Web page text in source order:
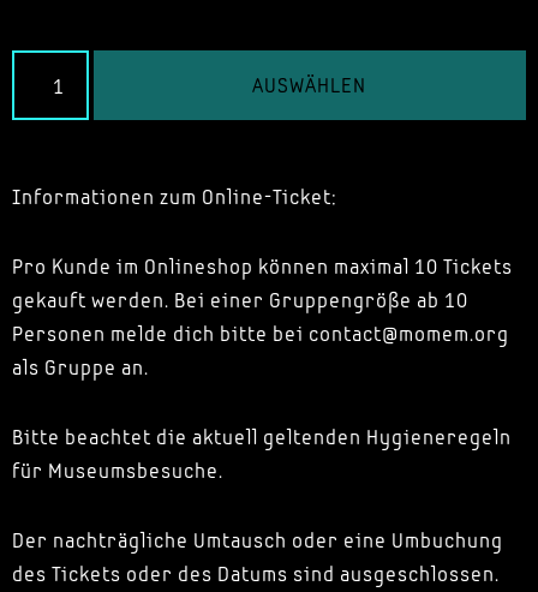
AUSWÄHLEN
Informationen zum Online-Ticket:
Pro Kunde im Onlineshop können maximal 10 Tickets
gekauft werden. Bei einer Gruppengröße ab 10
Personen melde dich bitte bei contact@momem.org
als Gruppe an.
Bitte beachtet die aktuell geltenden Hygieneregeln
für Museumsbesuche.
Der nachträgliche Umtausch oder eine Umbuchung
des Tickets oder des Datums sind ausgeschlossen.